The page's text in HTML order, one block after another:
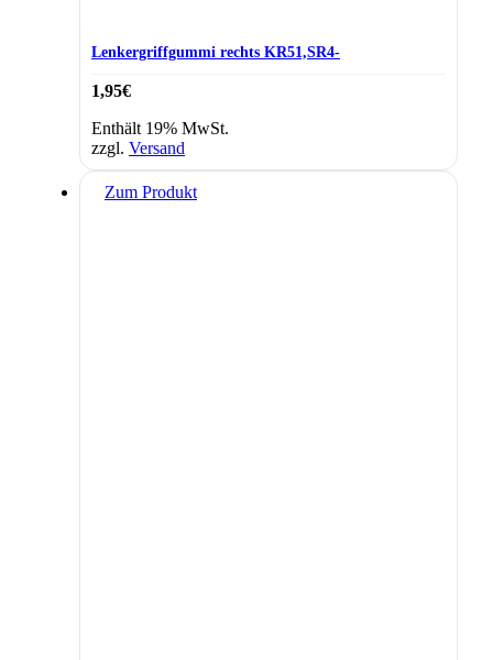
Lenkergriffgummi rechts KR51,SR4-
1,95€
Enthält 19% MwSt.
zzgl. Versand
Zum Produkt